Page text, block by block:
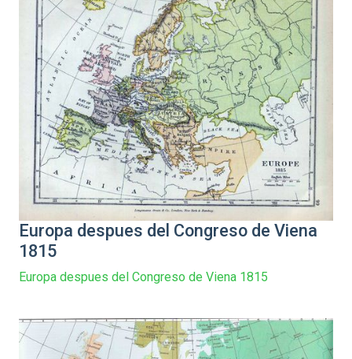
Europa despues del Congreso de Viena
1815
Europa despues del Congreso de Viena 1815